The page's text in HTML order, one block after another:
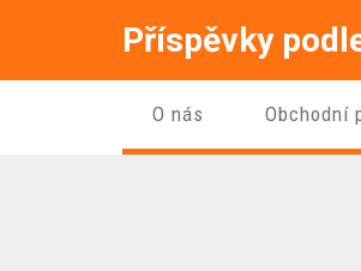
Příspěvky
O nás Obchodní